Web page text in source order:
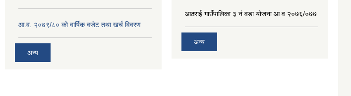
आ.व. २०७९/८० को वार्षिक वजेट तथा खर्च विवरण
अन्य
आठराई गाउँपालिका ३ नं वडा योजना आ व २०७६/०७७
अन्य